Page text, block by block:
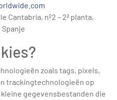
Cantabria, nº2 – 2ª planta,
Spanje
zoals tags, pixels,
trackingtechnologieën op
kleine gegevensbestanden die